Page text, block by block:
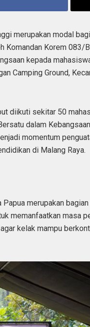
merupakan modal
Komandan Korem 083/
kepada
Camping Ground,
diikuti sekitar 50
dalam
momentum
di Malang Raya.
merupakan
memanfaatkan masa
kelak mampu